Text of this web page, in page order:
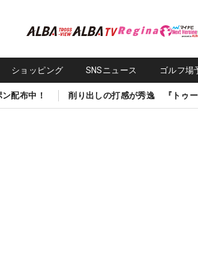
ショッピング SNSニュース ゴルフ場
配布中！ 削り出しの打感が秀逸 『トゥー